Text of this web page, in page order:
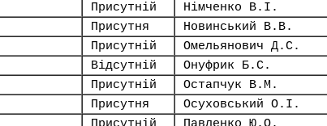
Присутній Німченко В.І.
Присутня Новинський В.В.
Присутній Омельянович Д.С.
Відсутній Онуфрик Б.С.
Присутній Остапчук В.М.
Присутня Осуховський О.І.